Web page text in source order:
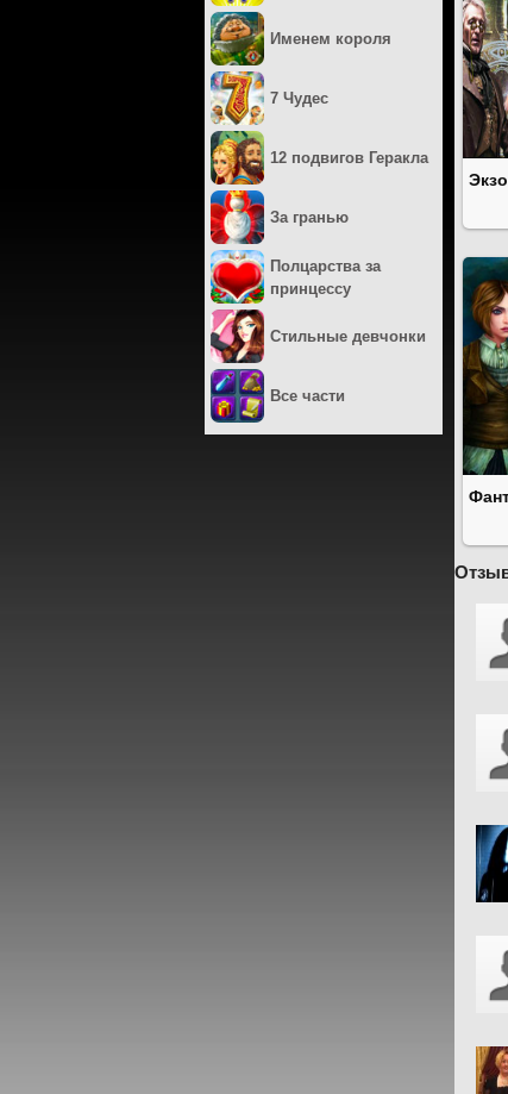
Именем короля
7 Чудес
12 подвигов Геракла
За гранью
Полцарства за
принцессу
Стильные девчонки
Все части